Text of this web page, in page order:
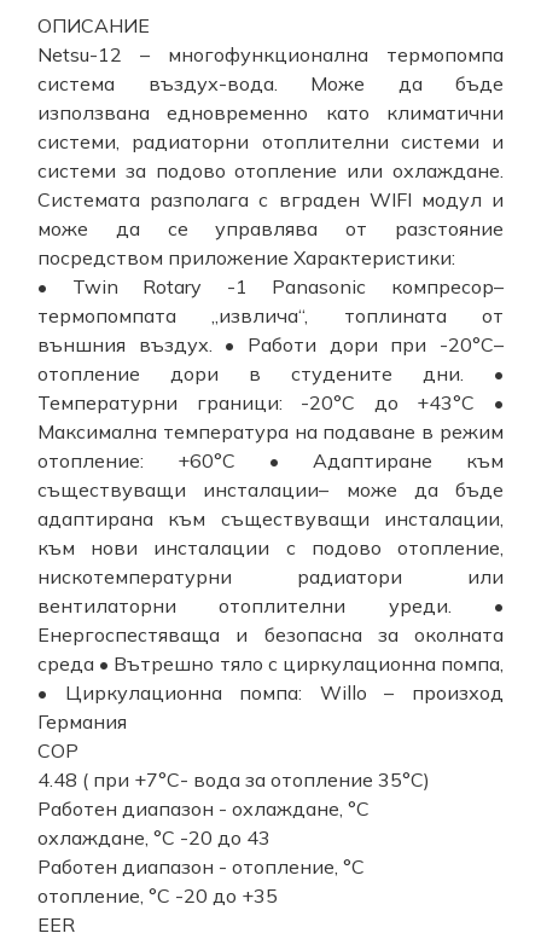
ОПИСАНИЕ
Netsu-12 – многофункционална термопомпа
система въздух-вода. Може да бъде
използвана едновременно като климатични
системи, радиаторни отоплителни системи и
системи за подово отопление или охлаждане.
Системата разполага с вграден WIFI модул и
може да се управлява от разстояние
посредством приложение Характеристики:
• Twin Rotary -1 Panasonic компресор–
термопомпата „извлича“, топлината от
външния въздух. • Работи дори при -20°C–
отопление дори в студените дни. •
Температурни граници: -20°С до +43°С •
Максимална температура на подаване в режим
отопление: +60°С • Адаптиране към
съществуващи инсталации– може да бъде
адаптирана към съществуващи инсталации,
към нови инсталации с подово отопление,
нискотемпературни радиатори или
вентилаторни отоплителни уреди. •
Енергоспестяваща и безопасна за околната
среда • Вътрешно тяло с циркулационна помпа,
• Циркулационна помпа: Willo – произход
Германия
COP
4.48 ( при +7°С- вода за отопление 35°С)
Работен диапазон - охлаждане, °C
охлаждане, °C -20 до 43
Работен диапазон - отопление, °C
отопление, °C -20 до +35
EER